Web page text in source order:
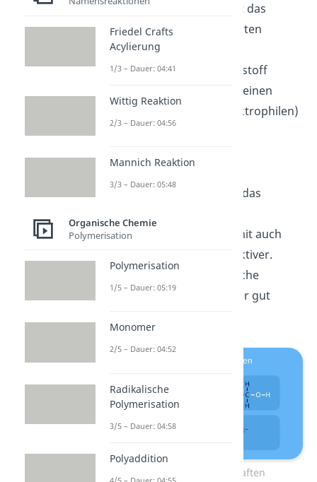
Elektronegativität erzeugt das
Bromatomam benachbarten
Kohlenstoff eine positive
Partialladung. Der Kohlenstoff
besitzt an der Stelle dann einen
elektronenliebenden (elektrophilen)
Charakter.
Ladungsverteilung durch das
Kohlenstoffatom und somit auch
das gesamte Molekül reaktiver.
Elektronenreiche organische
Verbindungen können hier gut
Chemische Eigenschaften
Friedel Crafts
Acylierung
1/3 – Dauer: 04:41
Wittig Reaktion
2/3 – Dauer: 04:56
Mannich Reaktion
3/3 – Dauer: 05:48
Organische Chemie
Polymerisation
Polymerisation
1/5 – Dauer: 05:19
Monomer
2/5 – Dauer: 04:52
Radikalische
Polymerisation
3/5 – Dauer: 04:58
Polyaddition
4/5 – Dauer: 04:55